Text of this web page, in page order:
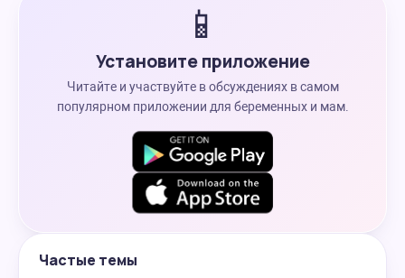
📱
Установите приложение
Читайте и участвуйте в обсуждениях в самом
популярном приложении для беременных и мам.
Частые темы